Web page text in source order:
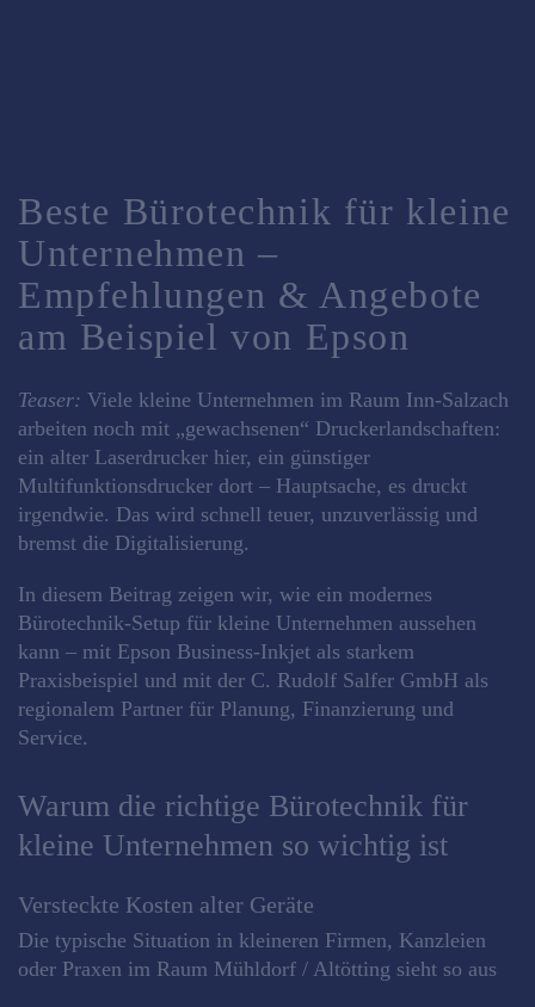
Beste Bürotechnik für kleine
Unternehmen –
Empfehlungen & Angebote
am Beispiel von Epson
Teaser: Viele kleine Unternehmen im Raum Inn‑Salzach
arbeiten noch mit „gewachsenen“ Druckerlandschaften:
ein alter Laserdrucker hier, ein günstiger
Multifunktionsdrucker dort – Hauptsache, es druckt
irgendwie. Das wird schnell teuer, unzuverlässig und
bremst die Digitalisierung.
In diesem Beitrag zeigen wir, wie ein modernes
Bürotechnik‑Setup für kleine Unternehmen aussehen
kann – mit Epson Business‑Inkjet als starkem
Praxisbeispiel und mit der C. Rudolf Salfer GmbH als
regionalem Partner für Planung, Finanzierung und
Service.
Warum die richtige Bürotechnik für
kleine Unternehmen so wichtig ist
Versteckte Kosten alter Geräte
Die typische Situation in kleineren Firmen, Kanzleien
oder Praxen im Raum Mühldorf / Altötting sieht so aus